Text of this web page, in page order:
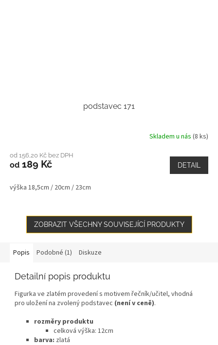
podstavec 171
Skladem u nás (8 ks)
od 156,20 Kč bez DPH
od 189 Kč DETAIL
výška 18,5cm / 20cm / 23cm
ZOBRAZIT VŠECHNY SOUVISEJÍCÍ PRODUKTY
Popis Podobné (1) Diskuze
Detailní popis produktu
Figurka ve zlatém provedení s motivem řečník/učitel, vhodná
pro uložení na zvolený podstavec (není v ceně).
rozměry produktu
celková výška: 12cm
barva: zlatá